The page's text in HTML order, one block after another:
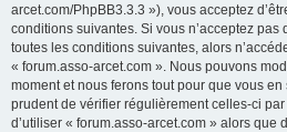
arcet.com/PhpBB3.3.3 »), vous acceptez
conditions suivantes. Si vous n’acceptez pas
toutes les conditions suivantes, alors
« forum.asso-arcet.com ». Nous pouvons
moment et nous ferons tout pour que vous en
prudent de vérifier régulièrement celles-ci
d’utiliser « forum.asso-arcet.com » alors que